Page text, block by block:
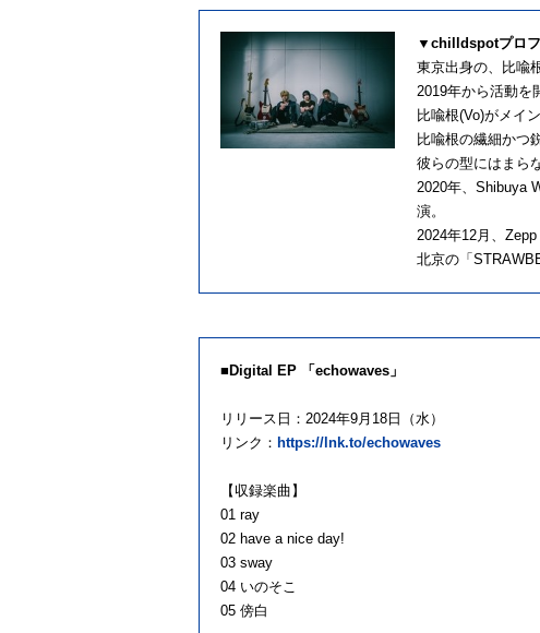
▼chilldspotプロ
東京出身の、比喩
2019年から活動を
比喩根(Vo)がメイ
比喩根の繊細かつ
彼らの型にはまら
2020年、Shibuya
演。
2024年12月、
北京の「
■Digital EP 「echowaves」
リリース日：2024年9月18日（水）
リンク： https://lnk.to/echowaves
【収録楽曲】
01 ray
02 have a nice day!
03 sway
04 いのそこ
05 傍白